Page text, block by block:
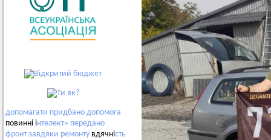
допомагати придбано допомога
повинні інтелект» передано
фронт завдяки ремонту вдячність